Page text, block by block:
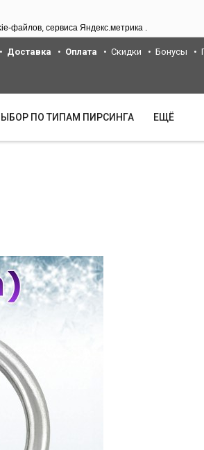
файлов, сервиса Яндекс.метрика .
Доставка Оплата Скидки Бонусы
ПО ТИПАМ ПИРСИНГА ЕЩЁ